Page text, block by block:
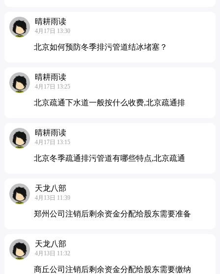
晴耕雨读
4月17日 13:30
北京如何预防冬季排污管道结冰堵塞？
晴耕雨读
4月17日 13:25
北京疏通下水道一般按什么收费,北京疏通排
晴耕雨读
4月17日 13:15
北京冬季疏通排污管道有哪些特点,北京疏通
天龙八部
4月13日 11:39
郑州公司注销后剩余资金分配给股东需要准备
天龙八部
4月13日 11:32
商丘公司注销后剩余资金分配给股东需要缴纳